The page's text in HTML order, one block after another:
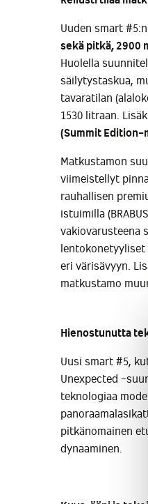
Uuden smart
sekä pitkä, 2900
Huolella
säilytystaskua,
tavaratilan
1530 litraan.
(Summit Edition-
Matkustamon
viimeistellyt
rauhallisen
istuimilla
vakiovarusteena
lentokonetyyliset
eri värisävyyn.
matkustamo
Hienostunutta
Uusi smart #5,
Unexpected -
teknologiaa
pitkänomainen
dynaaminen.